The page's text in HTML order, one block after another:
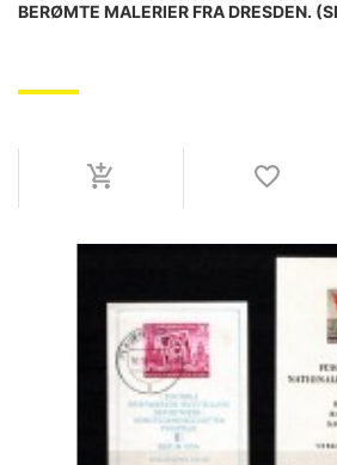
BERØMTE MALERIER FRA DRESDEN.